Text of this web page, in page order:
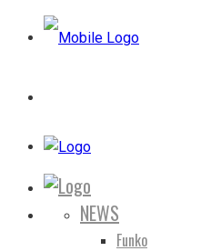
NEWS
Funko